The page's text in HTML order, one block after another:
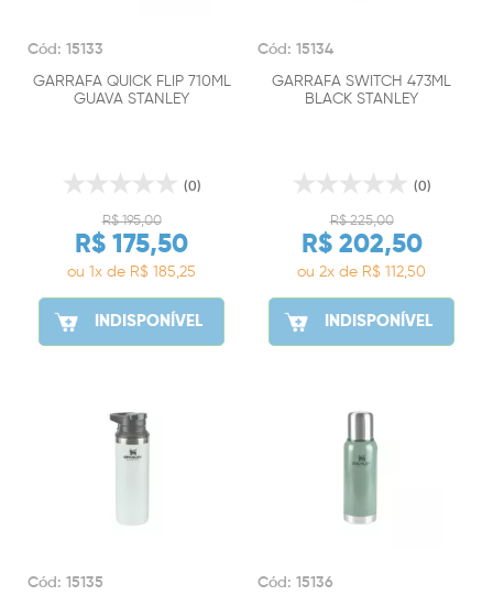
Cód: 15133
GARRAFA QUICK FLIP 710ML
GUAVA STANLEY
(0)
R$ 195,00
R$ 175,50
ou 1x de R$ 185,25
INDISPONÍVEL
Cód: 15134
GARRAFA SWITCH 473ML
BLACK STANLEY
(0)
R$ 225,00
R$ 202,50
ou 2x de R$ 112,50
INDISPONÍVEL
Cód: 15135 Cód: 15136